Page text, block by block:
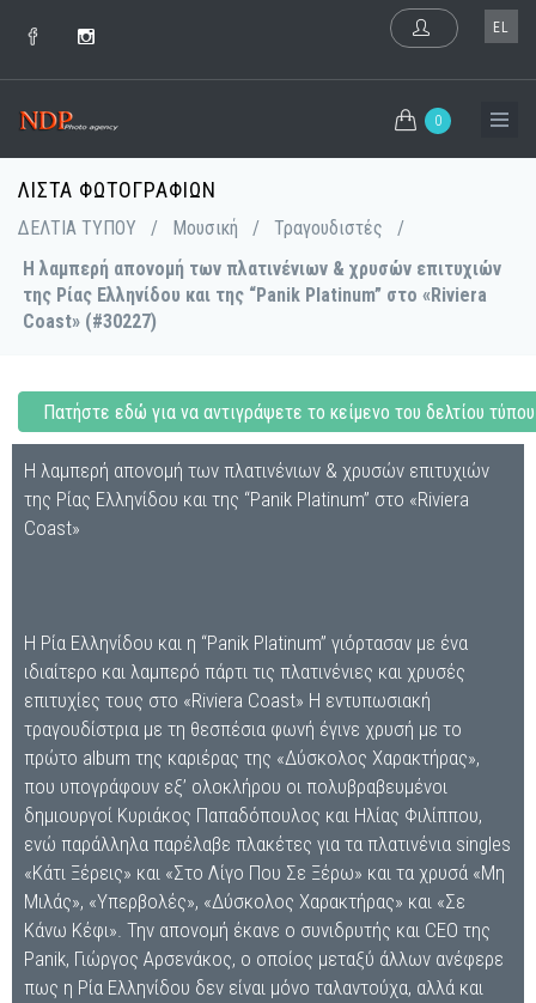
EL
0
ΛΊΣΤΑ ΦΩΤΟΓΡΑΦΙΏΝ
ΔΕΛΤΙΑ ΤΥΠΟΥ / Μουσική / Τραγουδιστές
/
Η λαμπερή απονομή των πλατινένιων & χρυσών επιτυχιών
της Ρίας Ελληνίδου και της “Panik Platinum” στο «Riviera
Coast» (#30227)
Πατήστε εδώ για να αντιγράψετε το κείμενο του δελτίου τύπου
Η λαμπερή απονομή των πλατινένιων & χρυσών επιτυχιών
της Ρίας Ελληνίδου και της “Panik Platinum” στο «Riviera
Coast»
Η Ρία Ελληνίδου και η “Panik Platinum” γιόρτασαν με ένα
ιδιαίτερο και λαμπερό πάρτι τις πλατινένιες και χρυσές
επιτυχίες τους στο «Riviera Coast» Η εντυπωσιακή
τραγουδίστρια με τη θεσπέσια φωνή έγινε χρυσή με το
πρώτο album της καριέρας της «Δύσκολος Χαρακτήρας»,
που υπογράφουν εξ’ ολοκλήρου οι πολυβραβευμένοι
δημιουργοί Κυριάκος Παπαδόπουλος και Ηλίας Φιλίππου,
ενώ παράλληλα παρέλαβε πλακέτες για τα πλατινένια singles
«Κάτι Ξέρεις» και «Στο Λίγο Που Σε Ξέρω» και τα χρυσά «Μη
Μιλάς», «Υπερβολές», «Δύσκολος Χαρακτήρας» και «Σε
Κάνω Κέφι». Την απονομή έκανε ο συνιδρυτής και CEO της
Panik, Γιώργος Αρσενάκος, ο οποίος μεταξύ άλλων ανέφερε
πως η Ρία Ελληνίδου δεν είναι μόνο ταλαντούχα, αλλά και